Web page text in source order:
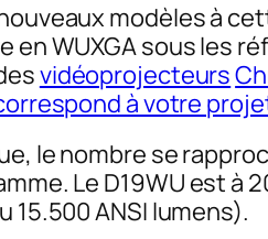
modèles à
WUXGA sous les
vidéoprojecteurs
à votre
le nombre se
Le D19WU est à
15.500 ANSI lumens).